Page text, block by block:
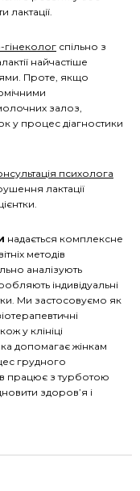
спільно з
найчастіше
Проте, якщо
залоз,
у процес діагностики
психолога
лактації
надається комплексне
методів
аналізують
індивідуальні
Ми застосовуємо як
у клініці
допомагає жінкам
грудного
працює з турботою
здоров’я і